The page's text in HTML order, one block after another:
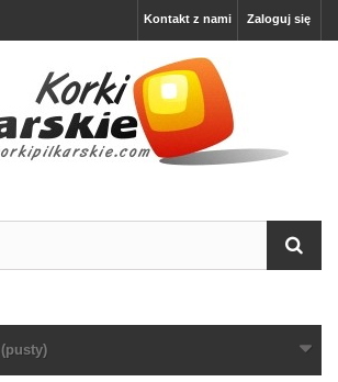
Zaloguj się
Kontakt z nami
(pusty)